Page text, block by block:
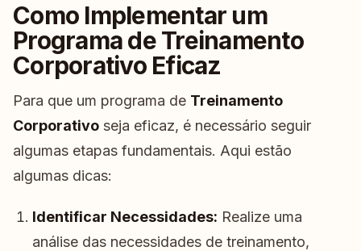
Como Implementar um
Programa de Treinamento
Corporativo Eficaz
Para que um programa de Treinamento
Corporativo seja eficaz, é necessário seguir
algumas etapas fundamentais. Aqui estão
algumas dicas:
Identificar Necessidades: Realize uma
análise das necessidades de treinamento,